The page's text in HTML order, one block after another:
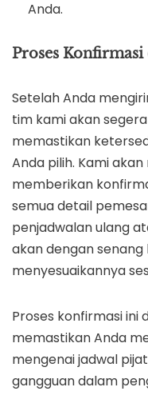
Anda.
Proses Konfirmasi
Setelah Anda
tim kami akan
memastikan
Anda pilih. Kami
memberikan
semua detail
penjadwalan ulang
akan dengan
menyesuaikannya
Proses konfirmasi ini
memastikan Anda
mengenai jadwal
gangguan dalam